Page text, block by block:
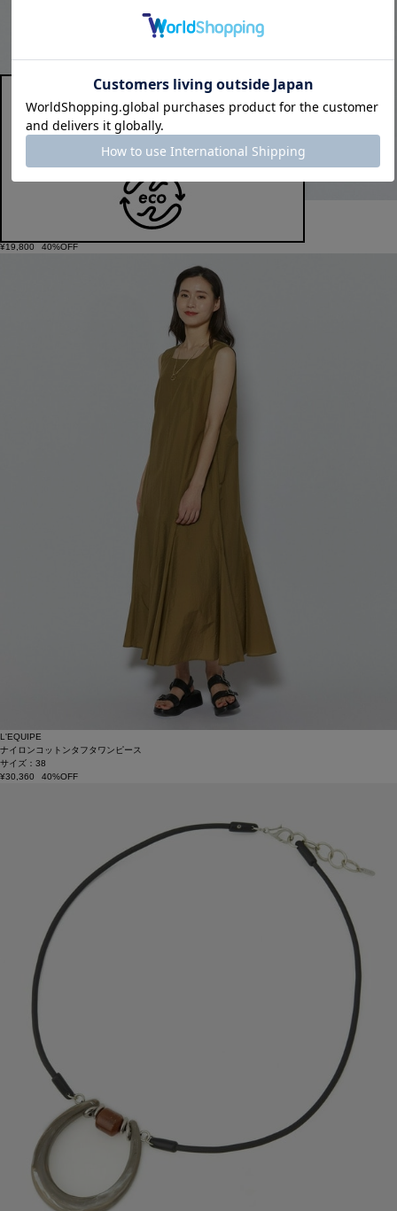
コットンハイパワーブロードシャツ
¥19,800
40%OFF
L'EQUIPE
ナイロンコットンタフタワンピース
サイズ：38
¥30,360
40%OFF